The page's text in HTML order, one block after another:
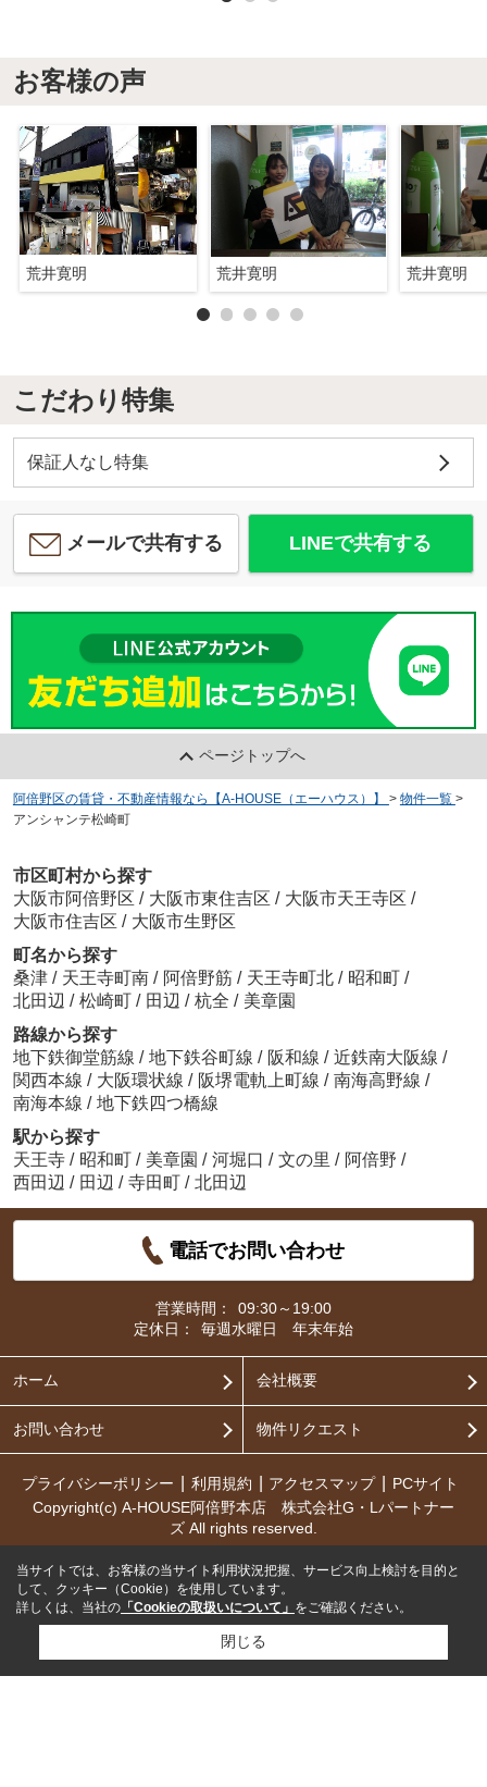
お客様の声
荒井寛明 荒井寛明 荒井寛明
こだわり特集
保証人なし特集
メールで共有する LINEで共有する
ページトップへ
阿倍野区の賃貸・不動産情報なら【A-HOUSE（エーハウス）】 > 物件一覧 >
アンシャンテ松崎町
市区町村から探す
大阪市阿倍野区 / 大阪市東住吉区 / 大阪市天王寺区 /
大阪市住吉区 / 大阪市生野区
町名から探す
桑津 / 天王寺町南 / 阿倍野筋 / 天王寺町北 / 昭和町 /
北田辺 / 松崎町 / 田辺 / 杭全 / 美章園
路線から探す
地下鉄御堂筋線 / 地下鉄谷町線 / 阪和線 / 近鉄南大阪線 /
関西本線 / 大阪環状線 / 阪堺電軌上町線 / 南海高野線 /
南海本線 / 地下鉄四つ橋線
駅から探す
天王寺 / 昭和町 / 美章園 / 河堀口 / 文の里 / 阿倍野 /
西田辺 / 田辺 / 寺田町 / 北田辺
電話でお問い合わせ
営業時間：
09:30～19:00
定休日：
毎週水曜日 年末年始
ホーム 会社概要
お問い合わせ 物件リクエスト
プライバシーポリシー 利用規約 アクセスマップ
PCサイト
Copyright(c) A-HOUSE阿倍野本店 株式会社G・Lパートナー
ズ All rights reserved.
当サイトでは、お客様の当サイト利用状況把握、サービス向上検討を目的と
して、クッキー（Cookie）を使用しています。
詳しくは、当社の 「Cookieの取扱いについて」 をご確認ください。
閉じる